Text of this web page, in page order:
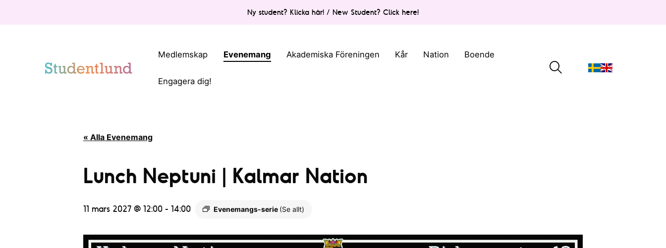
Ny student? Klicka här! / New Student? Click here!
Medlemskap Evenemang Akademiska Föreningen Kår Nation Boende
Engagera dig!
« Alla Evenemang
Lunch Neptuni | Kalmar Nation
11 mars 2027 @ 12:00 - 14:00 Evenemangs-serie (Se allt)